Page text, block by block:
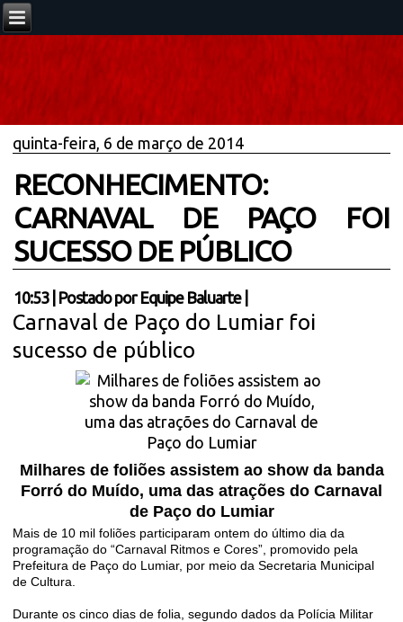
quinta-feira, 6 de março de 2014
RECONHECIMENTO:
CARNAVAL DE PAÇO FOI
SUCESSO DE PÚBLICO
10:53| Postado por Equipe Baluarte
Carnaval de Paço do Lumiar foi
sucesso de público
Milhares de foliões assistem ao show da banda
Forró do Muído, uma das atrações do Carnaval
de Paço do Lumiar
Mais de 10 mil foliões participaram ontem do último dia da
programação do “Carnaval Ritmos e Cores”, promovido pela
Prefeitura de Paço do Lumiar, por meio da Secretaria Municipal
de Cultura.
Durante os cinco dias de folia, segundo dados da Polícia Militar